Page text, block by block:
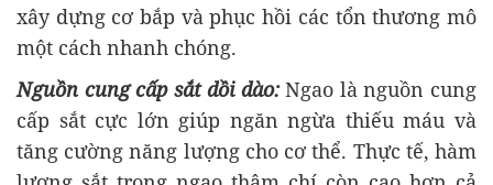
xây dựng cơ bắp và phục hồi các tổn thương mô
một cách nhanh chóng.
Nguồn cung cấp sắt dồi dào:Ngao là nguồn cung
cấp sắt cực lớn giúp ngăn ngừa thiếu máu và
tăng cường năng lượng cho cơ thể. Thực tế, hàm